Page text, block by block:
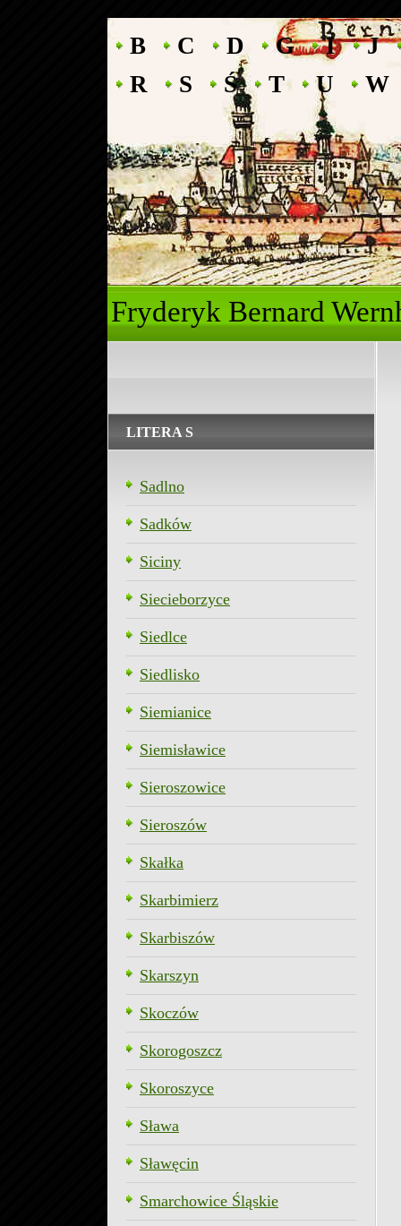
B C D G I
J
R
S Ś T U W
Fryderyk
LITERA S
Sadlno
Sadków
Siciny
Siecieborzyce
Siedlce
Siedlisko
Siemianice
Siemisławice
Sieroszowice
Sieroszów
Skałka
Skarbimierz
Skarbiszów
Skarszyn
Skoczów
Skorogoszcz
Skoroszyce
Sława
Sławęcin
Smarchowice Śląskie